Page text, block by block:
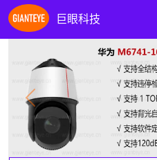
巨眼科技
Previous